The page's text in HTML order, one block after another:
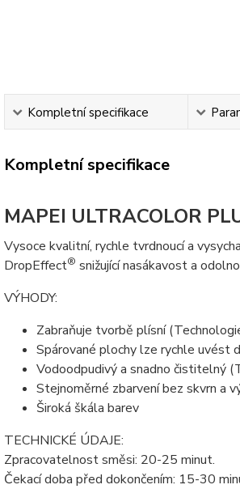
Kompletní specifikace
Kompletní specifikace
MAPEI ULTRACOLOR
Vysoce kvalitní, rychle tvrdnoucí a
DropEffect® snižující nasákavost a
VÝHODY:
Zabraňuje tvorbě plísní
Spárované plochy lze rychle uvést
Vodoodpudivý a snadno čistitelný
Stejnoměrné zbarvení bez skvrn a
Široká škála barev
TECHNICKÉ ÚDAJE:
Zpracovatelnost směsi: 20-25 minut.
Čekací doba před dokončením: 15-30